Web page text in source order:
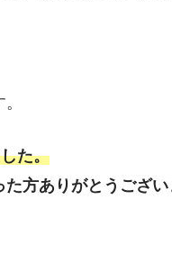
た。
方ありがとうござい